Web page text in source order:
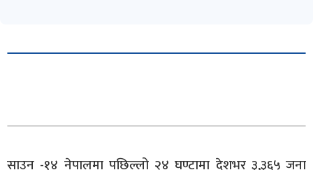
साउन -१४ नेपालमा पछिल्लो २४ घण्टामा देशभर ३,३६५ जना